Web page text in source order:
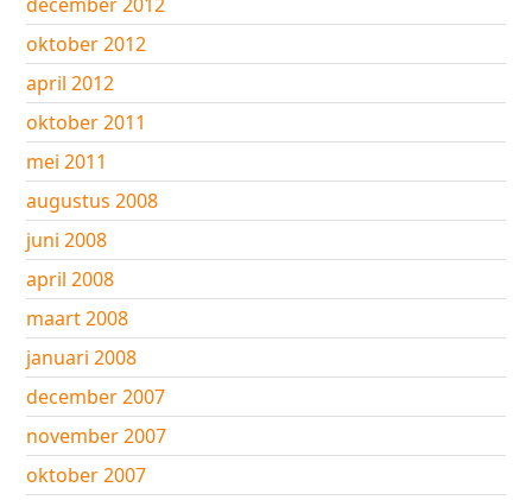
oktober 2012
april 2012
oktober 2011
mei 2011
augustus 2008
juni 2008
april 2008
maart 2008
januari 2008
december 2007
november 2007
oktober 2007